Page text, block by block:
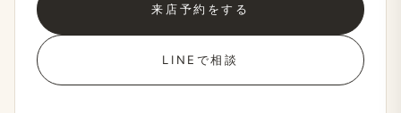
来店予約をする
LINEで相談